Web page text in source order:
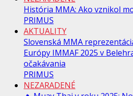
História MMA: Ako vznikol
PRIMUS
AKTUALITY
Slovenská MMA
Európy IMMAF 2025 v
očakávania
PRIMUS
NEZARADENÉ